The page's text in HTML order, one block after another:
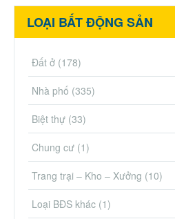
LOẠI BẤT ĐỘNG SẢN
Đất ở (178)
Nhà phố (335)
Biệt thự (33)
Chung cư (1)
Trang trại – Kho – Xưởng (10)
Loại BĐS khác (1)